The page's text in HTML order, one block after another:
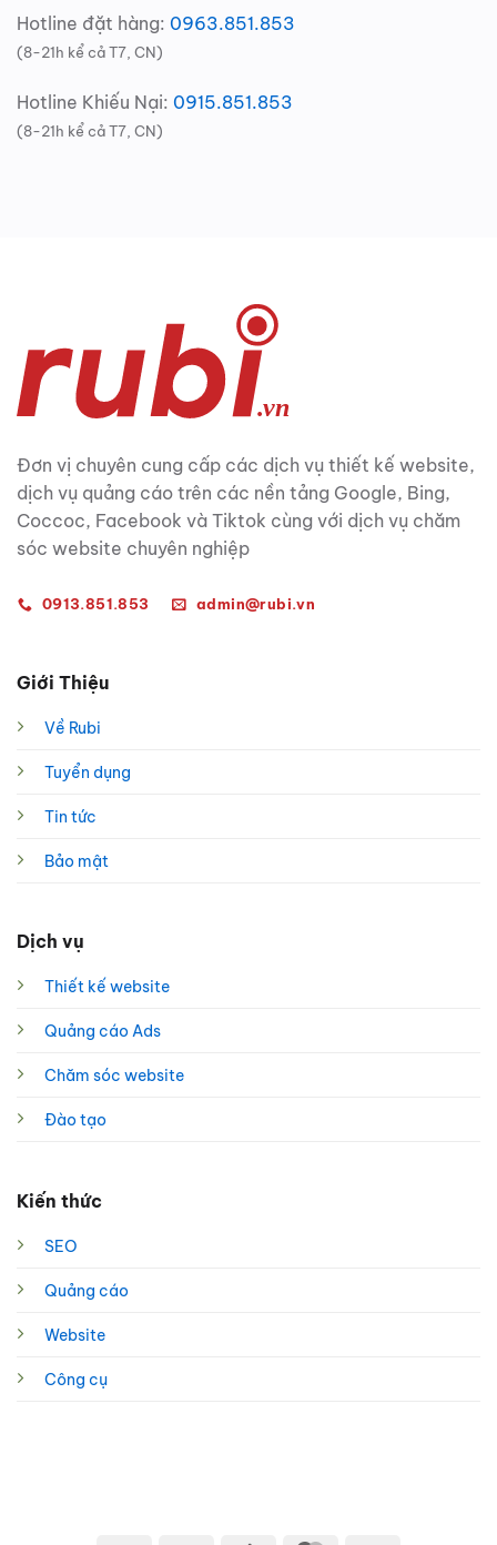
Hotline đặt hàng: 0963.851.853
(8-21h kể cả T7, CN)
Hotline Khiếu Nại: 0915.851.853
(8-21h kể cả T7, CN)
Đơn vị chuyên cung cấp các dịch vụ thiết kế website,
dịch vụ quảng cáo trên các nền tảng Google, Bing,
Coccoc, Facebook và Tiktok cùng với dịch vụ chăm
sóc website chuyên nghiệp
0913.851.853 admin@rubi.vn
Giới Thiệu
Về Rubi
Tuyển dụng
Tin tức
Bảo mật
Dịch vụ
Thiết kế website
Quảng cáo Ads
Chăm sóc website
Đào tạo
Kiến thức
SEO
Quảng cáo
Website
Công cụ